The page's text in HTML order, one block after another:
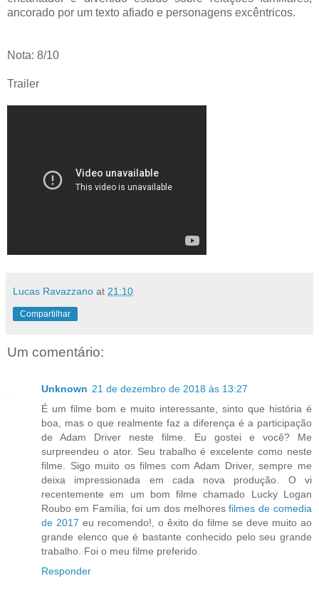
ancorado por um texto afiado e personagens excêntricos.
Nota: 8/10
Trailer
Lucas Ravazzano at 21:10
Compartilhar
Um comentário:
Unknown 21 de dezembro de 2018 às 13:27
É um filme bom e muito interessante, sinto que história é
boa, mas o que realmente faz a diferença é a participação
de Adam Driver neste filme. Eu gostei e você? Me
surpreendeu o ator. Seu trabalho é excelente como neste
filme. Sigo muito os filmes com Adam Driver, sempre me
deixa impressionada em cada nova produção. O vi
recentemente em um bom filme chamado Lucky Logan
Roubo em Família, foi um dos melhoresfilmes de comedia
de 2017 eu recomendo!, o êxito do filme se deve muito ao
grande elenco que é bastante conhecido pelo seu grande
trabalho. Foi o meu filme preferido.
Responder